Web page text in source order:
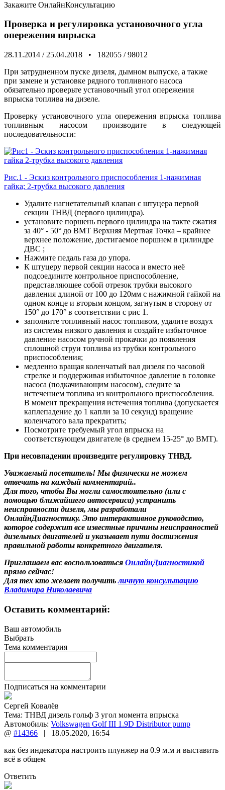
Закажите ОнлайнКонсультацию
Проверка и регулировка установочного угла
опережения впрыска
28.11.2014 / 25.04.2018 • 182055 /98012
При затрудненном пуске дизеля, дымном выпуске, а также
при замене и установке рядного топливного насоса
обязательно проверьте установочный угол опережения
впрыска топлива на дизеле.
Проверку установочного угла опережения впрыска топлива
топливным насосом производите в следующей
последовательности:
Рис.1 - Эскиз контрольного приспособления 1-нажимная
гайка; 2-трубка высокого давления
Удалите нагнетательный клапан с штуцера первой
секции ТНВД (первого цилиндра).
установите поршень первого цилиндра на такте сжатия
за 40° - 50° до ВМТ Верхняя Мертвая Точка – крайнее
верхнее положение, достигаемое поршнем в цилиндре
ДВС ;
Нажмите педаль газа до упора.
К штуцеру первой секции насоса и вместо неё
подсоедините контрольное приспособление,
представляющее собой отре­зок трубки высокого
давления длиной от 100 до 120мм с нажимной гайкой на
одном кон­це и вторым концом, загнутым в сторону от
150° до 170° в соответствии с рис 1.
заполните топливный насос топливом, удалите воздух
из системы низкого давления и создайте избыточное
давление насосом ручной прокачки до появления
сплошной струи топлива из трубки контрольного
приспособления;
медленно вращая коленчатый вал дизеля по часовой
стрелке и поддерживая избыточное давление в головке
насоса (подкачивающим насосом), следите за
истечением топлива из контрольного приспособления.
В момент прекращения истечения топлива (допускается
каплепадение до 1 капли за 10 секунд) вращение
коленчатого вала прекратить;
Посмотрите требуемый угол впрыска на
соответствующем двигателе (в среднем 15-25° до ВМТ).
При несовпадении произведите регулировку ТНВД.
Уважаемый посетитель! Мы физически не можем
отвечать на каждый комментарий..
Для того, чтобы Вы могли самостоятельно (или с
помощью ближайшего автосервиса) устранить
неисправности дизеля, мы разработали
ОнлайнДиагностику. Это интерактивное руководство,
которое содержит все известные причины неисправностей
дизельных двигателей и указывает пути достижения
правильной работы конкретного двигателя.
Приглашаем вас воспользоваться ОнлайнДиагностикой
прямо сейчас!
Для тех кто желает получитьличную консультацию
Владимира Николаевича
Оставить комментарий:
Ваш автомобиль
Выбрать
Тема комментария
Подписаться на комментарии
Сергей Ковалёв
Тема: ТНВД дизель гольф 3 угол момента впрыска
Автомобиль: Volkswagen Golf III 1.9D Distributor pump
@ #14366 | 18.05.2020, 16:54
как без индекатора настроить плунжер на 0.9 м.м и выставить
всё в общем
Ответить